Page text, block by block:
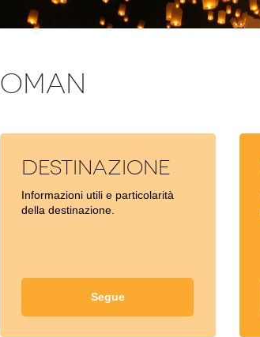
OMAN
Destinazione
Informazioni utili e particolarità
della destinazione.
Segue